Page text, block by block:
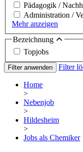
Pädagogik /
Administration /
Mehr anzeigen
Bezeichnung
Topjobs
Filter anwenden Filter
Home
>
Nebenjob
>
Hildesheim
>
Jobs als Chemiker